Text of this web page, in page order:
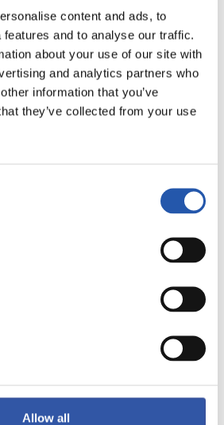
content and ads, to
and to analyse our traffic.
about your use of our site with
and analytics partners who
information that you’ve
they’ve collected from your use
Allow all
0-3
REAL SOCIEDAD